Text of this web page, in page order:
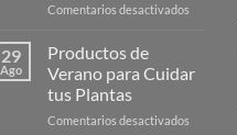
Comentarios desactivados
Página
29
Ago
Productos de
Verano para Cuidar
tus Plantas
Comentarios desactivados